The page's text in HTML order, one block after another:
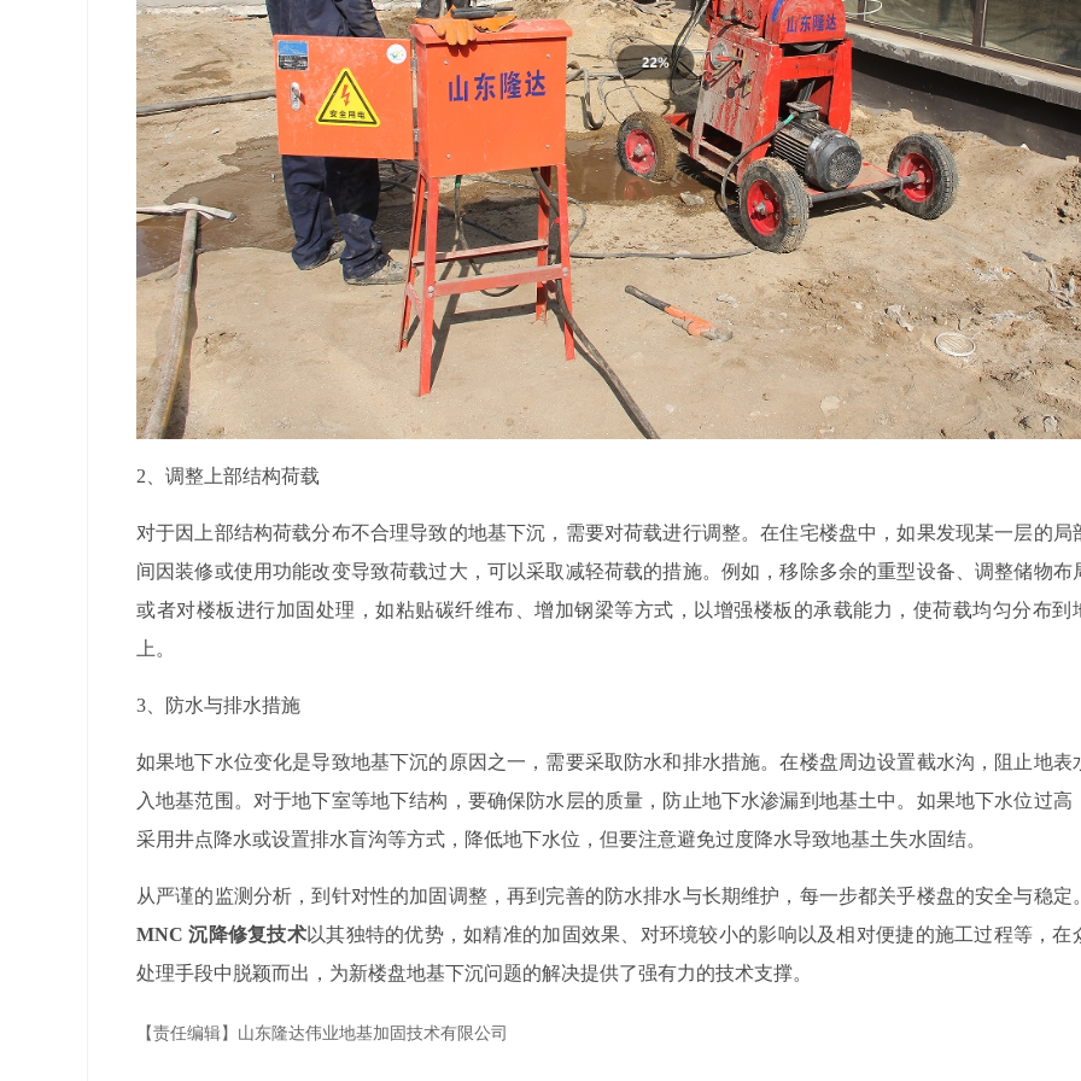
2 调整上部结构荷载
对于因上部结构荷载分布不合理导致的地基下沉，需要对荷载进行调整。在住宅楼盘中，如果发现某一层的局
间因装修或使用功能改变导致荷载过大，可以采取减轻荷载的措施。例如，移除多余的重型设备、调整储物布
或者对楼板进行加固处理，如粘贴碳纤维布、增加钢梁等方式，以增强楼板的承载能力，使荷载均匀分布到
上。
3 防水与排水措施
如果地下水位变化是导致地基下沉的原因之一，需要采取防水和排水措施。在楼盘周边设置截水沟，阻止地表
入地基范围。对于地下室等地下结构，要确保防水层的质量，防止地下水渗漏到地基土中。如果地下水位过高
采用井点降水或设置排水盲沟等方式，降低地下水位，但要注意避免过度降水导致地基土失水固结。
从严谨的监测分析，到针对性的加固调整，再到完善的防水排水与长期维护，每一步都关乎楼盘的安全与稳定
MNC沉降修复技术以其独特的优势，如精准的加固效果、对环境较小的影响以及相对便捷的施工过程等，在
处理手段中脱颖而出，为新楼盘地基下沉问题的解决提供了强有力的技术支撑。
【责任编辑】 山东隆达伟业地基加固技术有限公司